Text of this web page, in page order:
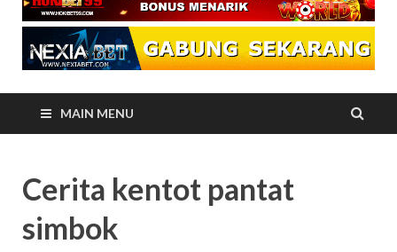
MAIN MENU
Cerita kentot pantat
simbok